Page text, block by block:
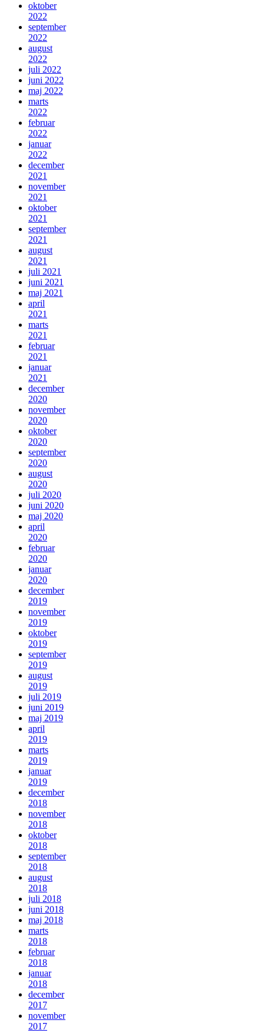
oktober
2022
september
2022
august
2022
juli 2022
juni 2022
maj 2022
marts
2022
februar
2022
januar
2022
december
2021
november
2021
oktober
2021
september
2021
august
2021
juli 2021
juni 2021
maj 2021
april
2021
marts
2021
februar
2021
januar
2021
december
2020
november
2020
oktober
2020
september
2020
august
2020
juli 2020
juni 2020
maj 2020
april
2020
februar
2020
januar
2020
december
2019
november
2019
oktober
2019
september
2019
august
2019
juli 2019
juni 2019
maj 2019
april
2019
marts
2019
januar
2019
december
2018
november
2018
oktober
2018
september
2018
august
2018
juli 2018
juni 2018
maj 2018
marts
2018
februar
2018
januar
2018
december
2017
november
2017